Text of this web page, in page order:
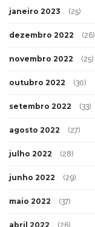
janeiro 2023 (25)
dezembro 2022 (26)
novembro 2022 (25)
outubro 2022 (30)
setembro 2022 (33)
agosto 2022 (27)
julho 2022 (28)
junho 2022 (29)
maio 2022 (37)
abril 2022 (26)